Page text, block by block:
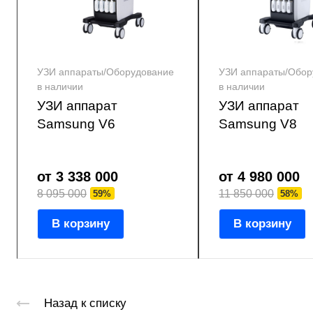
УЗИ аппараты/Оборудование
в наличии
УЗИ аппарат
Samsung V6
от 3 338 000
8 095 000 59%
В корзину
УЗИ аппараты/
в наличии
УЗИ аппарат
Samsung V8
от 4 980 000
11 850 000 58%
В корзину
Назад к списку